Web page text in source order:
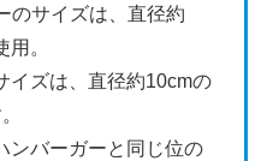
のサイズは、直径約
。
イズは、直径約10cmの
ンバーガーと同じ位の